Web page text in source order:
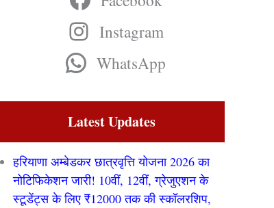
Instagram
WhatsApp
Latest Updates
हरियाणा अम्बेडकर छात्रवृत्ति योजना 2026 का
नोटिफिकेशन जारी! 10वीं, 12वीं, ग्रेजुएशन के
स्टूडेंट्स के लिए ₹12000 तक की स्कॉलरशिप,